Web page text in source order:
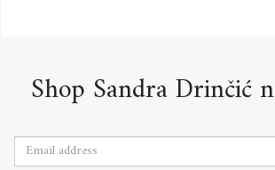
Shop Sandra Drinčić